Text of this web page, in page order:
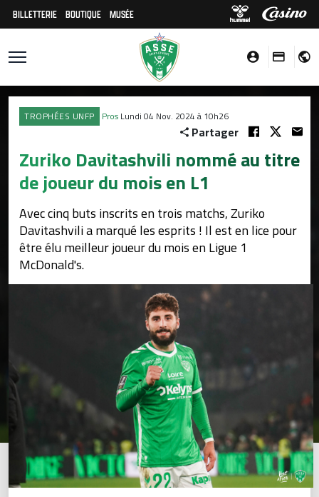
BILLETTERIE BOUTIQUE MUSÉE
TROPHÉES UNFP Pros Lundi 04 Nov. 2024 à 10h26
Partager
Zuriko Davitashvili nommé au titre
de joueur du mois en L1
Avec cinq buts inscrits en trois matchs, Zuriko
Davitashvili a marqué les esprits ! Il est en lice pour
être élu meilleur joueur du mois en Ligue 1
McDonald's.